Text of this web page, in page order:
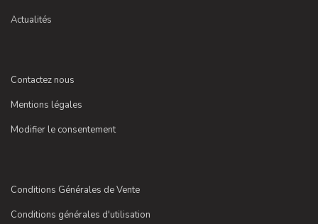
Actualités
Contactez nous
Mentions légales
Modifier le consentement
Conditions Générales de Vente
Conditions générales d'utilisation